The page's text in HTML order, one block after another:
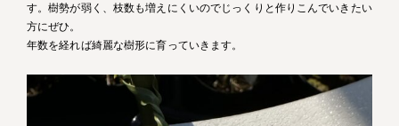
す。樹勢が弱く、枝数も増えにくいのでじっくりと作りこんでいきたい
方にぜひ。
年数を経れば綺麗な樹形に育っていきます。